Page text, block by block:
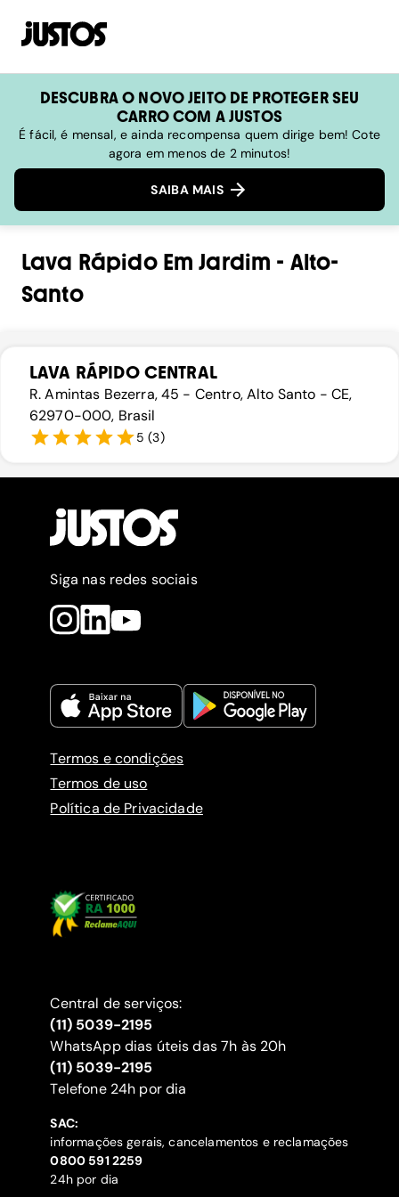
DESCUBRA O NOVO JEITO DE PROTEGER SEU
CARRO COM A JUSTOS
É fácil, é mensal, e ainda recompensa quem dirige bem! Cote
agora em menos de 2 minutos!
SAIBA MAIS
Lava RápidoEmJardim - Alto-
Santo
LAVA RÁPIDO CENTRAL
R. Amintas Bezerra, 45 - Centro, Alto Santo - CE,
62970-000, Brasil
5 (3)
Siga nas redes sociais
Termos e condições
Termos de uso
Política de Privacidade
Central de serviços:
(11) 5039-2195
WhatsApp dias úteis das 7h às 20h
(11) 5039-2195
‍Telefone 24h por dia
SAC:
informações gerais, cancelamentos e reclamações
‍0800 591 2259
24h por dia